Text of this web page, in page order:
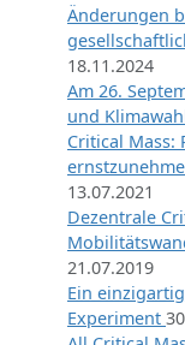
Änderungen
18.11.2024
Am 26.
und
Critical Mass:
13.07.2021
Dezentrale
21.07.2019
Ein
Experiment